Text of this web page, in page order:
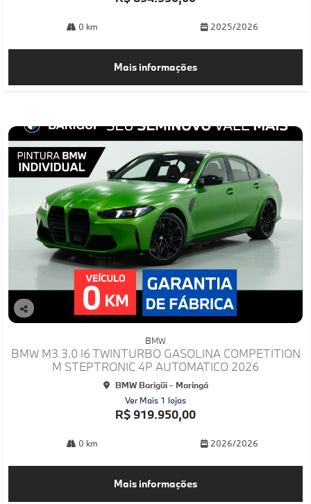
0 km 2025/2026
Mais informações
Co
lhe
BMW
BMW M3 3.0 I6 TWINTURBO GASOLINA COMPETITION
M STEPTRONIC 4P AUTOMATICO 2026
BMW Barigüi - Maringá
Ver Mais 1 lojas
R$ 919.950,00
0 km 2026/2026
Mais informações